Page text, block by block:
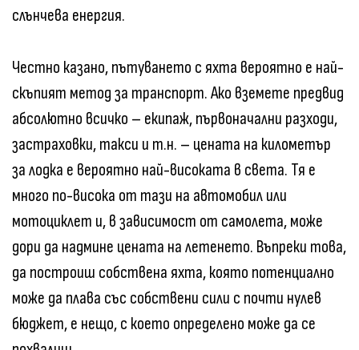
слънчева енергия.
Честно казано, пътуването с яхта вероятно е най-
скъпият метод за транспорт. Ако вземете предвид
абсолютно всичко – екипаж, първоначални разходи,
застраховки, такси и т.н. – цената на километър
за лодка е вероятно най-високата в света. Тя е
много по-висока от тази на автомобил или
мотоциклет и, в зависимост от самолета, може
дори да надмине цената на летенето. Въпреки това,
да построиш собствена яхта, която потенциално
може да плава със собствени сили с почти нулев
бюджет, е нещо, с което определено може да се